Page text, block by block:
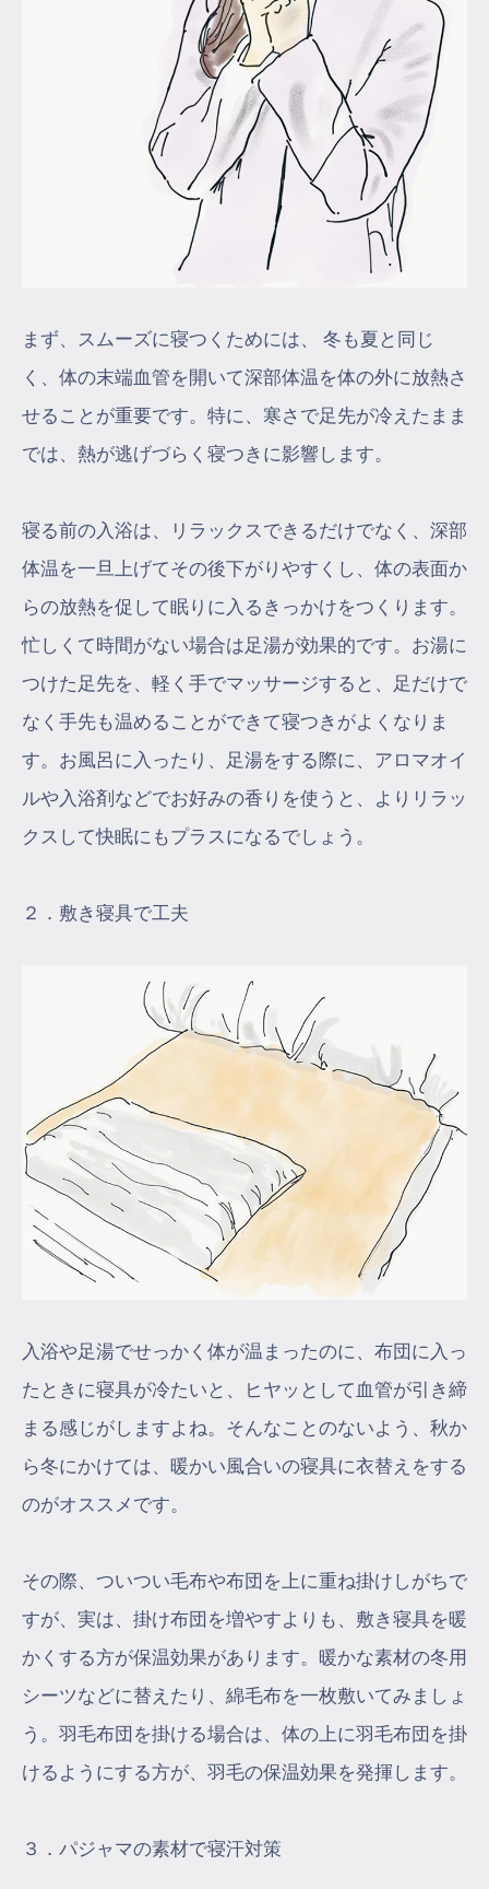
まず、スムーズに寝つくためには、 冬も夏と同じ
く、体の末端血管を開いて深部体温を体の外に放熱さ
せることが重要です。特に、寒さで足先が冷えたまま
では、熱が逃げづらく寝つきに影響します。
寝る前の入浴は、リラックスできるだけでなく、深部
体温を一旦上げてその後下がりやすくし、体の表面か
らの放熱を促して眠りに入るきっかけをつくります。
忙しくて時間がない場合は足湯が効果的です。お湯に
つけた足先を、軽く手でマッサージすると、足だけで
なく手先も温めることができて寝つきがよくなりま
す。お風呂に入ったり、足湯をする際に、アロマオイ
ルや入浴剤などでお好みの香りを使うと、よりリラッ
クスして快眠にもプラスになるでしょう。
２．敷き寝具で工夫
入浴や足湯でせっかく体が温まったのに、布団に入っ
たときに寝具が冷たいと、ヒヤッとして血管が引き締
まる感じがしますよね。そんなことのないよう、秋か
ら冬にかけては、暖かい風合いの寝具に衣替えをする
のがオススメです。
その際、ついつい毛布や布団を上に重ね掛けしがちで
すが、実は、掛け布団を増やすよりも、敷き寝具を暖
かくする方が保温効果があります。暖かな素材の冬用
シーツなどに替えたり、綿毛布を一枚敷いてみましょ
う。羽毛布団を掛ける場合は、体の上に羽毛布団を掛
けるようにする方が、羽毛の保温効果を発揮します。
３．パジャマの素材で寝汗対策